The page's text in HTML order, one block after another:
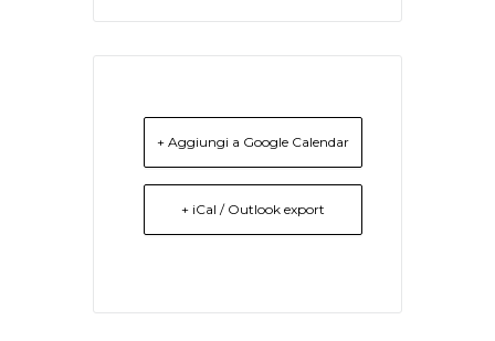
+ Aggiungi a Google Calendar
+ iCal / Outlook export